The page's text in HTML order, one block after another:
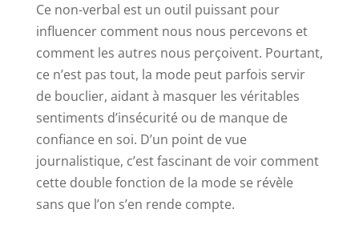
Ce non-verbal est un outil puissant pour
influencer comment nous nous percevons et
comment les autres nous perçoivent. Pourtant,
ce n’est pas tout, la mode peut parfois servir
de bouclier, aidant à masquer les véritables
sentiments d’insécurité ou de manque de
confiance en soi. D’un point de vue
journalistique, c’est fascinant de voir comment
cette double fonction de la mode se révèle
sans que l’on s’en rende compte.